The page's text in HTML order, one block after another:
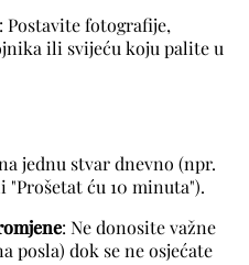
: Postavite fotografije,
ili svijeću koju palite u
jednu stvar dnevno (npr.
"Prošetat ću 10 minuta").
: Ne donosite važne
posla) dok se ne osjećate